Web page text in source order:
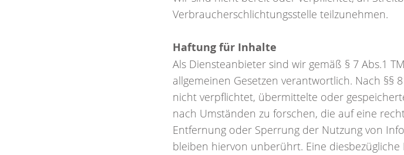
Verbraucherschlichtungsstelle teilzunehmen.
Haftung für Inhalte
Als Diensteanbieter sind wir gemäß § 7 Abs.1
allgemeinen Gesetzen verantwortlich. Nach §§
nicht verpflichtet, übermittelte oder
nach Umständen zu forschen, die auf eine
Entfernung oder Sperrung der Nutzung von
bleiben hiervon unberührt. Eine